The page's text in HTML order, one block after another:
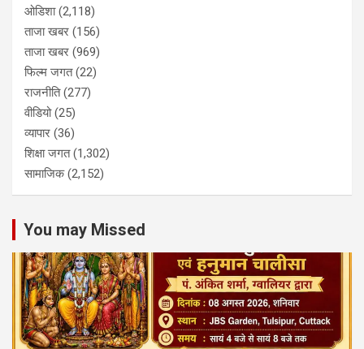
ओडिशा(2,118)
ताजा खबर (156)
ताजा खबर (969)
फिल्म जगत(22)
राजनीति(277)
वीडियो(25)
व्यापार (36)
शिक्षा जगत(1,302)
सामाजिक(2,152)
You may Missed